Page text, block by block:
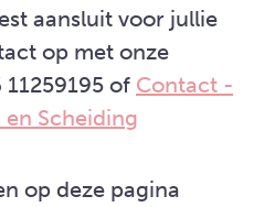
aansluit voor jullie
op met onze
of Contact -
Scheiding
op deze pagina